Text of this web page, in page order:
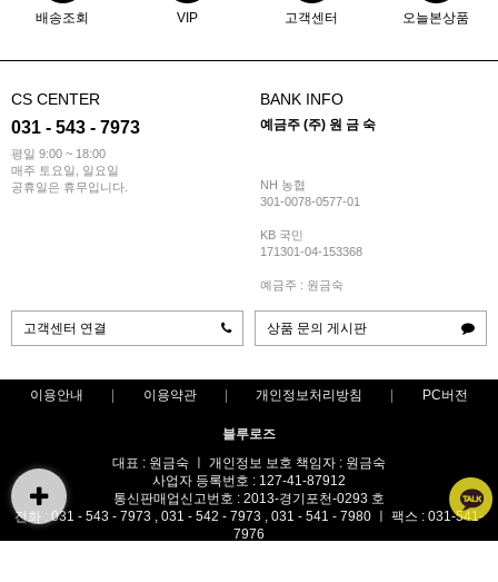
배송조회 VIP 고객센터 오늘본상품
CS CENTER
031 - 543 - 7973
평일 9:00 ~ 18:00
매주 토요일, 일요일
공휴일은 휴무입니다.
BANK INFO
예금주 (주) 원 금 숙
NH 농협
301-0078-0577-01
KB 국민
171301-04-153368
예금주 : 원금숙
고객센터 연결 상품 문의 게시판
이용안내 이용약관 개인정보처리방침 PC버전
블루로즈
대표 : 원금숙 ㅣ 개인정보 보호 책임자 : 원금숙
사업자 등록번호 : 127-41-87912
통신판매업신고번호 : 2013-경기포천-0293 호
전화 : 031 - 543 - 7973 , 031 - 542 - 7973 , 031 - 541 - 7980 ㅣ 팩스 : 031-541-
7976